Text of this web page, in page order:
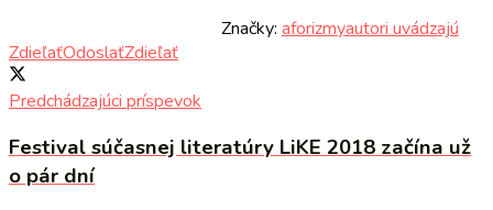
Značky: aforizmyautori uvádzajú
ZdieľaťOdoslaťZdieľať
Predchádzajúci príspevok
Festival súčasnej literatúry LiKE 2018 začína už
o pár dní